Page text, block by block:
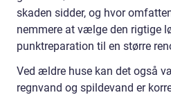
skaden sidder, og hvor
nemmere at vælge den rigtige
punktreparation til en større
Ved ældre huse kan det også
regnvand og spildevand er